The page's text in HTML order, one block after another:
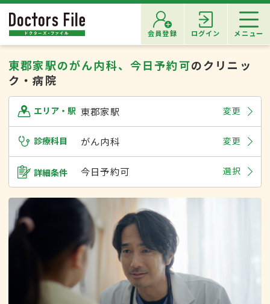
会員登録 ログイン メニュー
東郡家駅のがん内科、今日予約可のクリニッ
ク・病院
エリア・駅 東郡家駅 変更
診療科目 がん内科 変更
詳細条件 今日予約可 選択